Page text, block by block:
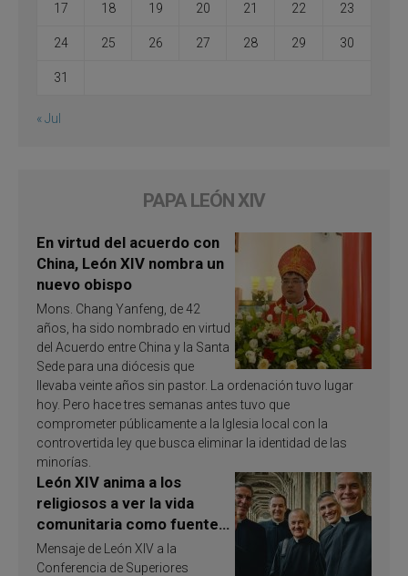
17 18 19 20 21 22 23
24 25 26 27 28 29 30
31
« Jul
PAPA LEÓN XIV
En virtud del acuerdo con
China, León XIV nombra un
nuevo obispo
Mons. Chang Yanfeng, de 42
años, ha sido nombrado en virtud
del Acuerdo entre China y la Santa
Sede para una diócesis que
llevaba veinte años sin pastor. La ordenación tuvo lugar
hoy. Pero hace tres semanas antes tuvo que
comprometer públicamente a la Iglesia local con la
controvertida ley que busca eliminar la identidad de las
minorías.
León XIV anima a los
religiosos a ver la vida
comunitaria como fuente
de inspiración y
santificación
Mensaje de León XIV a la
Conferencia de Superiores